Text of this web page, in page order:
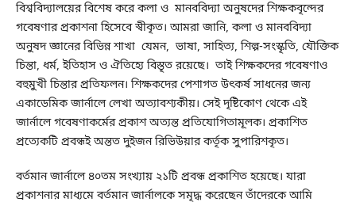
বিশ্ববিদ্যালয়ের বিশেষ করে কলা ও মানববিদ্যা অনুষদের শিক্ষকবৃন্দের
গবেষণার প্রকাশনা হিসেবে স্বীকৃত। আমরা জানি, কলা ও মানববিদ্যা
অনুষদ জ্ঞানের বিভিন্ন শাখা যেমন, ভাষা, সাহিত্য, শিল্প-সংস্কৃতি, যৌক্তিক
চিন্তা, ধর্ম, ইতিহাস ও ঐতিহ্যে বিস্তৃত রয়েছে। তাই শিক্ষকদের গবেষণাও
বহুমুখী চিন্তার প্রতিফলন। শিক্ষকদের পেশাগত উৎকর্ষ সাধনের জন্য
একাডেমিক জার্নালে লেখা অত্যাবশ্যকীয়। সেই দৃষ্টিকোণ থেকে এই
জার্নালে গবেষণাকর্মের প্রকাশ অত্যন্ত প্রতিযোগিতামূলক। প্রকাশিত
প্রত্যেকটি প্রবন্ধই অন্তত দুইজন রিভিউয়ার কর্তৃক সুপারিশকৃত।
বর্তমান জার্নালে ৪০তম সংখ্যায় ২১টি প্রবন্ধ প্রকাশিত হয়েছে। যারা
প্রকাশনার মাধ্যমে বর্তমান জার্নালকে সমৃদ্ধ করেছেন তাঁদেরকে আমি